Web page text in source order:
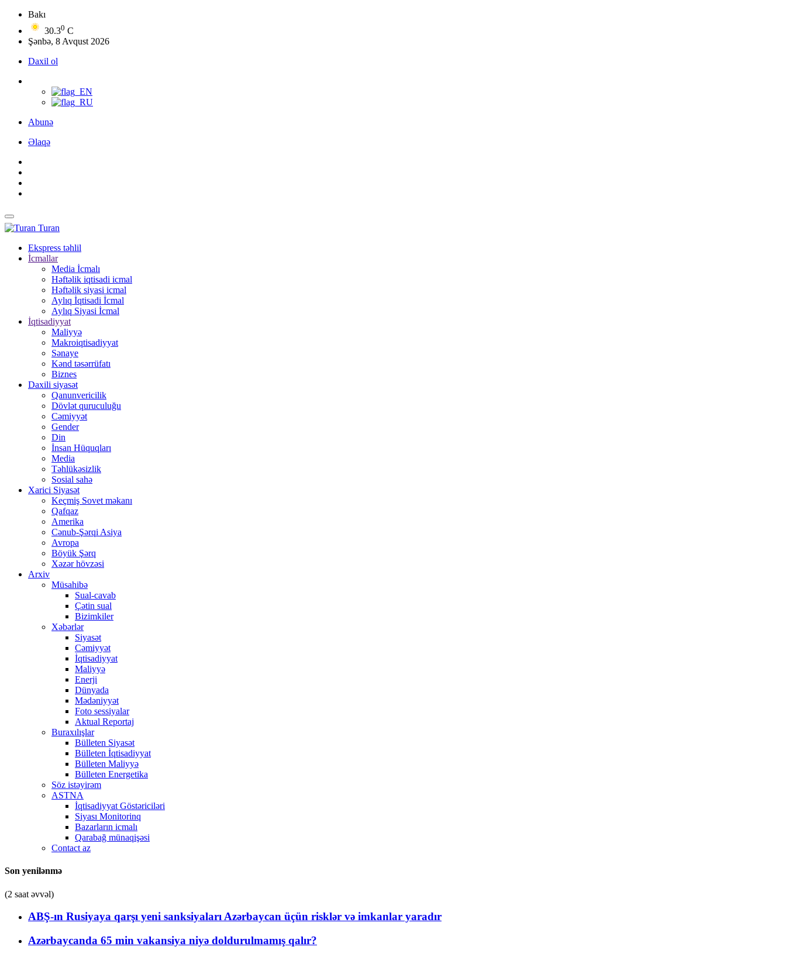
Bakı
30.30 C
Şənbə, 8 Avqust 2026
Daxil ol
Abunə
Əlaqə
Turan
Ekspress təhlil
İcmallar
Media İcmalı
Həftəlik iqtisadi icmal
Həftəlik siyasi icmal
Aylıq İqtisadi İcmal
Aylıq Siyasi İcmal
İqtisadiyyat
Maliyyə
Makroiqtisadiyyat
Sənaye
Kənd təsərrüfatı
Biznes
Daxili siyasət
Qanunvericilik
Dövlət quruculuğu
Cəmiyyət
Gender
Din
İnsan Hüquqları
Media
Təhlükəsizlik
Sosial sahə
Xarici Siyasət
Keçmiş Sovet məkanı
Qafqaz
Amerika
Cənub-Şərqi Asiya
Avropa
Böyük Şərq
Xəzər hövzəsi
Arxiv
Müsahibə
Sual-cavab
Çətin sual
Bizimkiler
Xəbərlər
Siyasət
Cəmiyyət
İqtisadiyyat
Maliyyə
Enerji
Dünyada
Mədəniyyət
Foto sessiyalar
Aktual Reportaj
Buraxılışlar
Bülleten Siyasət
Bülleten İqtisadiyyat
Bülleten Maliyyə
Bülleten Energetika
Söz istəyirəm
ASTNA
İqtisadiyyat Göstəriciləri
Siyası Monitorinq
Bazarların icmalı
Qarabağ münaqişəsi
Contact az
Son yenilənmə
(2 saat əvvəl)
ABŞ-ın Rusiyaya qarşı yeni sanksiyaları Azərbaycan üçün risklər və imkanlar yaradır
Azərbaycanda 65 min vakansiya niyə doldurulmamış qalır?